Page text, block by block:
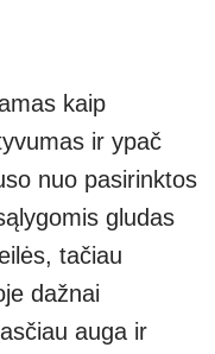
kaip
ir ypač
nuo pasirinktos
gludas
tačiau
dažnai
auga ir